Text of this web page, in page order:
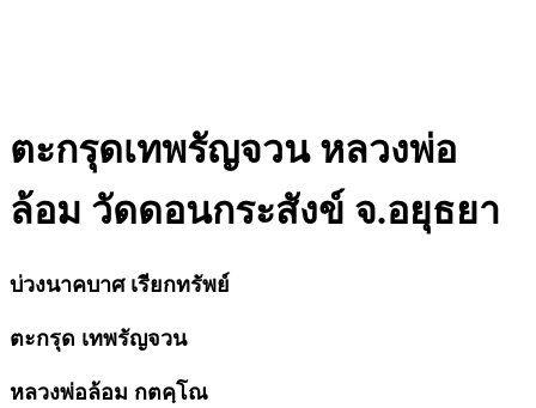
ตะกรุดเทพรัญจวน หลวงพ่อ
ล้อม วัดดอนกระสังข์ จ.อยุธยา
บ่วงนาคบาศ เรียกทรัพย์
ตะกรุด เทพรัญจวน
หลวงพ่อล้อม กตคฺโณ